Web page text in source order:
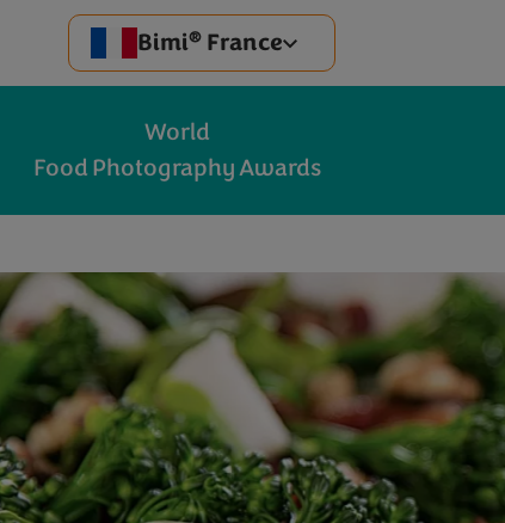
Bimi® France
World
Food Photography Awards